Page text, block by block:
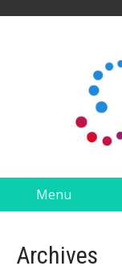
Menu
Archives